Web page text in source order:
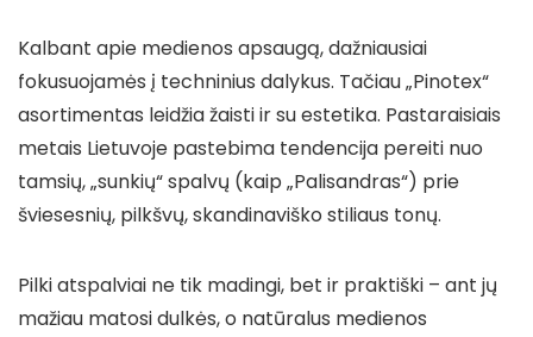
Kalbant apie medienos apsaugą, dažniausiai
fokusuojamės į techninius dalykus. Tačiau „Pinotex“
asortimentas leidžia žaisti ir su estetika. Pastaraisiais
metais Lietuvoje pastebima tendencija pereiti nuo
tamsių, „sunkių“ spalvų (kaip „Palisandras“) prie
šviesesnių, pilkšvų, skandinaviško stiliaus tonų.
Pilki atspalviai ne tik madingi, bet ir praktiški – ant jų
mažiau matosi dulkės, o natūralus medienos